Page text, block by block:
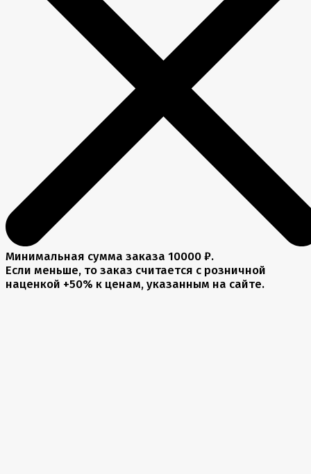
Минимальная сумма заказа 10000 ₽.
Если меньше, то заказ считается с розничной
наценкой +50% к ценам, указанным на сайте.